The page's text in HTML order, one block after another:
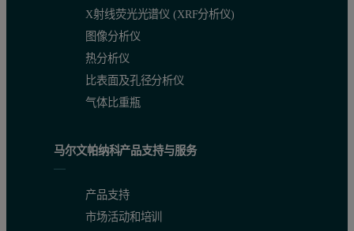
X射线荧光光谱仪 (XRF分析仪)
图像分析仪
热分析仪
比表面及孔径分析仪
气体比重瓶
马尔文帕纳科产品支持与服务
产品支持
市场活动和培训